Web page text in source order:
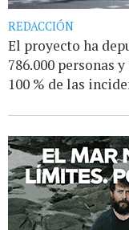
REDACCIÓN
El proyecto ha
786.000 personas
100 % de las